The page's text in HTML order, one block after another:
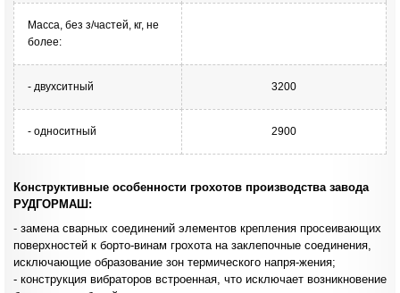
Масса, без з/частей, кг, не
более:
- двухситный 3200
- односитный 2900
Конструктивные особенности грохотов производства завода
РУДГОРМАШ:
- замена сварных соединений элементов крепления просеивающих
поверхностей к борто-винам грохота на заклепочные соединения,
исключающие образование зон термического напря-жения;
- конструкция вибраторов встроенная, что исключает возникновение